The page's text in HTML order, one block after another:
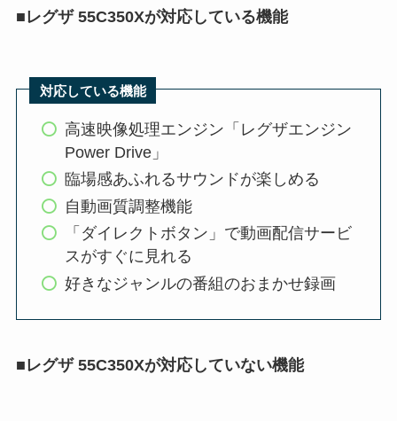
■レグザ 55C350Xが対応している機能
対応している機能
高速映像処理エンジン「レグザエンジン
Power Drive」
臨場感あふれるサウンドが楽しめる
自動画質調整機能
「ダイレクトボタン」で動画配信サービ
スがすぐに見れる
好きなジャンルの番組のおまかせ録画
■レグザ 55C350Xが対応していない機能